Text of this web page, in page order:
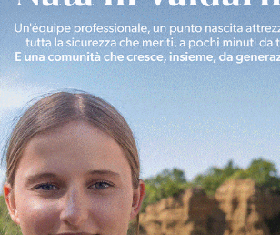
Piscina di Figline finanziata oltre
Pnrr, il gruppo di Fratelli d’Italia:
ringraziamento al Governo”
Cronaca 4 Agosto 2026
Un anno fa la strage in A1 in cui
Gianni, Giulia e Franco. Lo
processo, lo stop ai sorpassi fra
Cronaca 3 Agosto 2026
Scomparso da una struttura di
Fiorentino l’uomo che aveva